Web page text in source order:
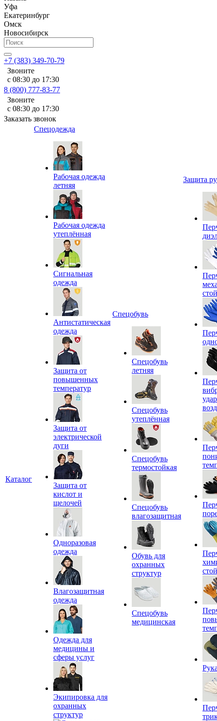
Уфа
Екатеринбург
Омск
Новосибирск
+7 (383) 349-70-79
Звоните
с 08:30 до 17:30
8 (800) 777-83-77
Звоните
с 08:30 до 17:30
Заказать звонок
Каталог
Спецодежда
Рабочая одежда
летняя
Рабочая одежда
утеплённая
Сигнальная
одежда
Антистатическая
одежда
Защита от
повышенных
температур
Защита от
электрической
дуги
Защита от
кислот и
щелочей
Одноразовая
одежда
Влагозащитная
одежда
Одежда для
медицины и
сферы услуг
Экипировка для
охранных
структур
Спецобувь
Спецобувь
летняя
Спецобувь
утеплённая
Спецобувь
термостойкая
Спецобувь
влагозащитная
Обувь для
охранных
структур
Спецобувь
медицинская
Защита